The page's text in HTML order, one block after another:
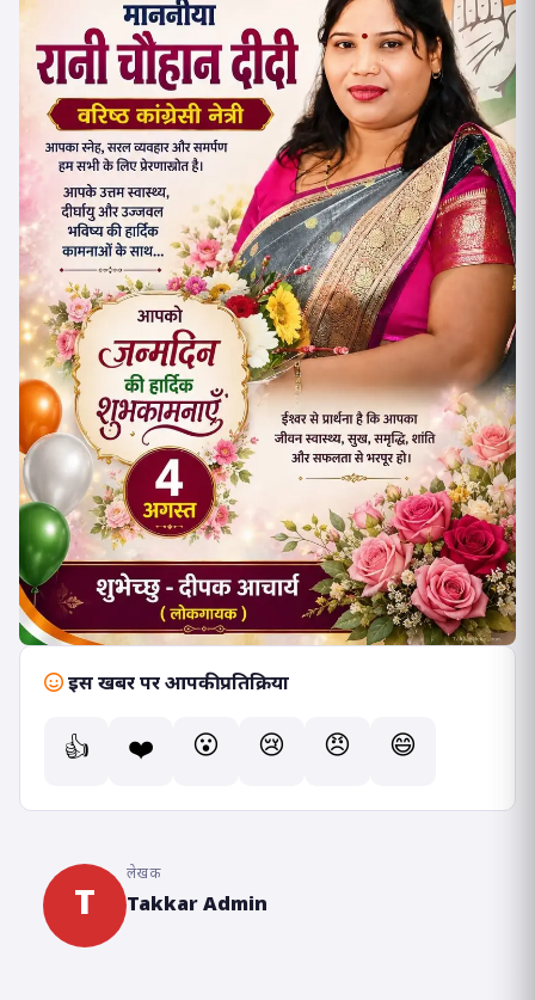
इस खबर पर आपकी प्रतिक्रिया
👍 ❤️ 😮 😢 😠 😄
T
लेखक
Takkar Admin